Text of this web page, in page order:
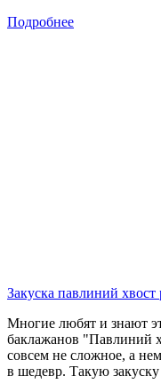
Подробнее
Закуска павлиний
Многие любят и знают
баклажанов "Павлиний
совсем не сложное, а
в шедевр. Такую